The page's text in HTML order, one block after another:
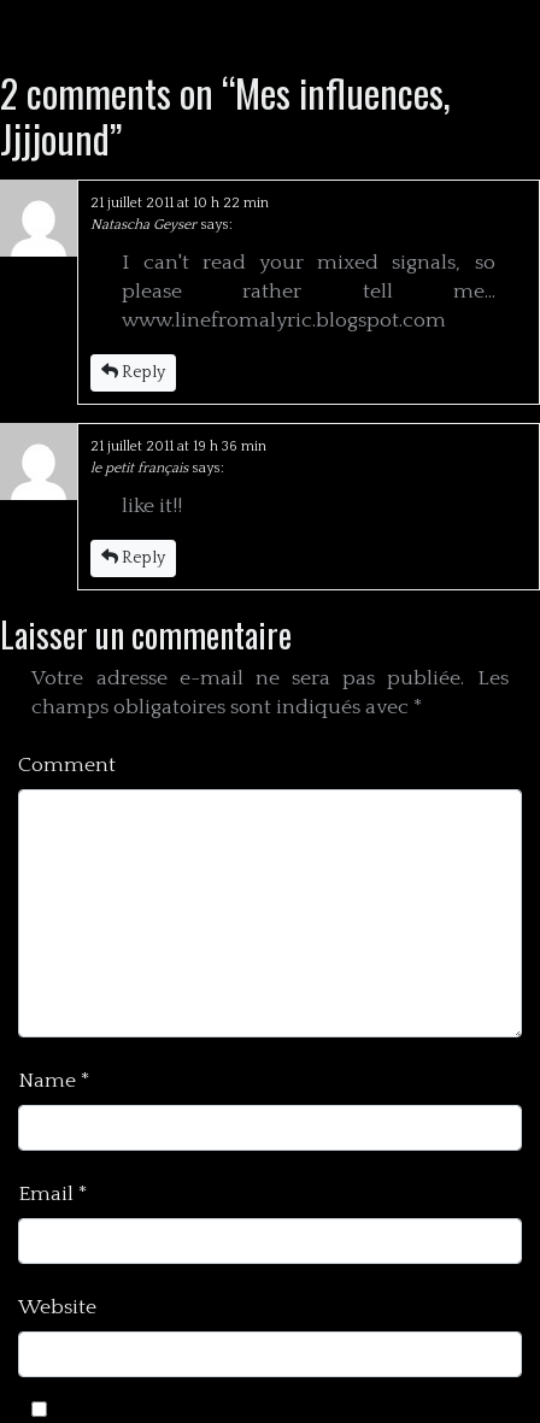
2 comments on “Mes influences,
Jjjjound”
21 juillet 2011 at 10 h 22 min
Natascha Geyser says:
I can't read your mixed signals, so
please rather tell me…
www.linefromalyric.blogspot.com
Reply
21 juillet 2011 at 19 h 36 min
le petit français says:
like it!!
Reply
Laisser un commentaire
Votre adresse e-mail ne sera pas publiée.
Les
champs obligatoires sont indiqués avec *
Comment
Name *
Email *
Website